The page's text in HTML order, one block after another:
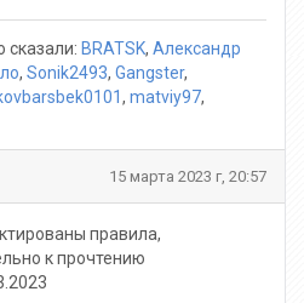
сказали: BRATSK, Александр
, Sonik2493, Gangster,
, matviy97,
15 марта 2023 г, 20:57
правила,
к прочтению